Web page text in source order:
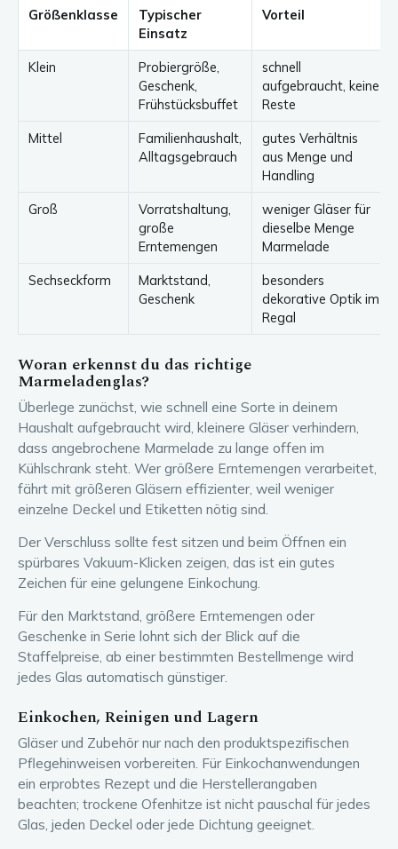
Größenklasse
Typischer
Einsatz
Vorteil
Klein
Probiergröße,
Geschenk,
Frühstücksbuffet
schnell
aufgebraucht, keine
Reste
Mittel
Familienhaushalt,
Alltagsgebrauch
gutes Verhältnis
aus Menge und
Handling
Groß
Vorratshaltung,
große
Erntemengen
weniger Gläser für
dieselbe Menge
Marmelade
Sechseckform
Marktstand,
Geschenk
besonders
dekorative Optik im
Regal
Woran erkennst du das richtige
Marmeladenglas?
Überlege zunächst, wie schnell eine Sorte in deinem
Haushalt aufgebraucht wird, kleinere Gläser verhindern,
dass angebrochene Marmelade zu lange offen im
Kühlschrank steht. Wer größere Erntemengen verarbeitet,
fährt mit größeren Gläsern effizienter, weil weniger
einzelne Deckel und Etiketten nötig sind.
Der Verschluss sollte fest sitzen und beim Öffnen ein
spürbares Vakuum-Klicken zeigen, das ist ein gutes
Zeichen für eine gelungene Einkochung.
Für den Marktstand, größere Erntemengen oder
Geschenke in Serie lohnt sich der Blick auf die
Staffelpreise, ab einer bestimmten Bestellmenge wird
jedes Glas automatisch günstiger.
Einkochen, Reinigen und Lagern
Gläser und Zubehör nur nach den produktspezifischen
Pflegehinweisen vorbereiten. Für Einkochanwendungen
ein erprobtes Rezept und die Herstellerangaben
beachten; trockene Ofenhitze ist nicht pauschal für jedes
Glas, jeden Deckel oder jede Dichtung geeignet.